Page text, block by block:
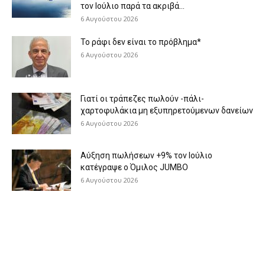
τον Ιούλιο παρά τα ακριβά...
6 Αυγούστου 2026
Το ράφι δεν είναι το πρόβλημα*
6 Αυγούστου 2026
Γιατί οι τράπεζες πωλούν -πάλι-
χαρτοφυλάκια μη εξυπηρετούμενων δανείων
6 Αυγούστου 2026
Aύξηση πωλήσεων +9% τον Ιούλιο
κατέγραψε ο Όμιλος JUMBO
6 Αυγούστου 2026